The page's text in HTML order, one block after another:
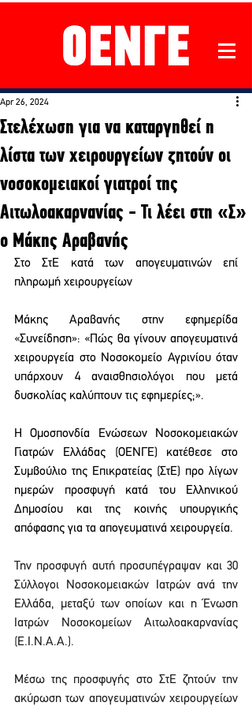
Στελέχωση για να καταργηθεί η
λίστα των χειρουργείων ζητούν οι
νοσοκομειακοί γιατροί της
Αιτωλοακαρνανίας - Τι λέει στη «Σ»
ο Μάκης Αραβανής
Apr 26, 2024
Στο ΣτΕ κατά των απογευματινών επί
πληρωμή χειρουργείων
Μάκης Αραβανής στην εφημερίδα
«Συνείδηση»: «Πώς θα γίνουν απογευματινά
χειρουργεία στο Νοσοκομείο Αγρινίου όταν
υπάρχουν 4 αναισθησιολόγοι που μετά
δυσκολίας καλύπτουν τις εφημερίες;».
Η Ομοσπονδία Ενώσεων Νοσοκομειακών
Γιατρών Ελλάδας (ΟΕΝΓΕ) κατέθεσε στο
Συμβούλιο της Επικρατείας (ΣτΕ) προ λίγων
ημερών προσφυγή κατά του Ελληνικού
Δημοσίου και της κοινής υπουργικής
απόφασης για τα απογευματινά χειρουργεία.
Την προσφυγή αυτή προσυπέγραψαν και 30
Σύλλογοι Νοσοκομειακών Ιατρών ανά την
Ελλάδα, μεταξύ των οποίων και η Ένωση
Ιατρών Νοσοκομείων Αιτωλοακαρνανίας
(Ε.Ι.Ν.Α.Α.).
Μέσω της προσφυγής στο ΣτΕ ζητούν την
ακύρωση των απογευματινών χειρουργείων